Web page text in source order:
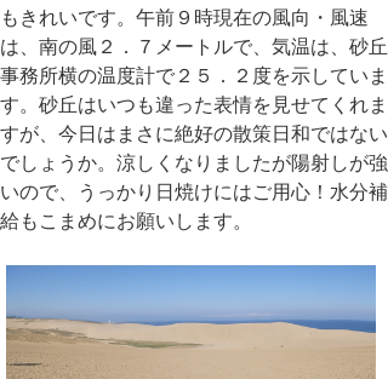
もきれいです。午前９時現在の風向・風速
は、南の風２．７メートルで、気温は、砂丘
事務所横の温度計で２５．２度を示していま
す。砂丘はいつも違った表情を見せてくれま
すが、今日はまさに絶好の散策日和ではない
でしょうか。涼しくなりましたが陽射しが強
いので、うっかり日焼けにはご用心！水分補
給もこまめにお願いします。